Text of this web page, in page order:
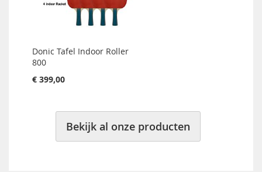
Donic Tafel Indoor Roller
800
€ 399,00
Bekijk al onze producten